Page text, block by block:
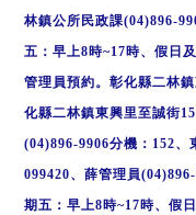
林鎮公所民政課(04)896-
五：早上8時~17時、假日
管理員預約。彰化縣二林
化縣二林鎮東興里至誠街
(04)896-9906分機：152、
099420、薛管理員
期五：早上8時~17時、假